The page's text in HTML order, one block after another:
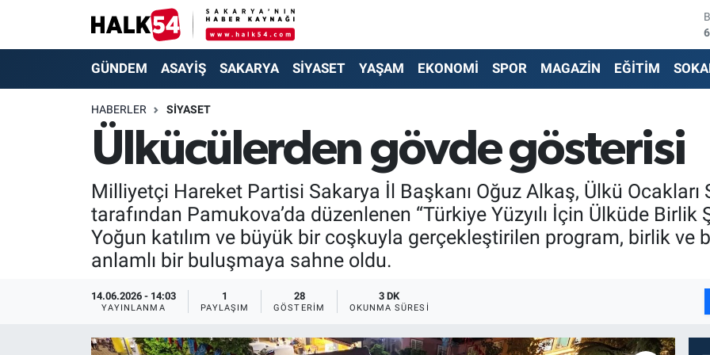
GÜNDEM ASAYİŞ SAKARYA SİYASET YAŞAM EKONOMİ SPOR MAGAZİN EĞİTİM
HABERLER SİYASET
Ülkücülerden gövde gösterisi
Milliyetçi Hareket Partisi Sakarya İl Başkanı Oğuz Alkaş, Ülkü Ocakları
tarafından Pamukova’da düzenlenen “Türkiye Yüzyılı İçin Ülküde Birlik
Yoğun katılım ve büyük bir coşkuyla gerçekleştirilen program, birlik ve
anlamlı bir buluşmaya sahne oldu.
14.06.2026 - 14:03
YAYINLANMA
1
PAYLAŞIM
28
GÖSTERIM
3 DK
OKUNMA SÜRESI
GÜNDEM
SAKARYA
SİYASET
EKONOMİ
SOKAK RÖPORTAJLARI
Adapazarı Nöbetçi Eczaneler
Adapazarı Hava Durumu
Adapazarı Trafik Yoğunluk Haritası
Süper Lig Puan Durumu ve Fikstür
Tüm Manşetler
Son Dakika Haberleri
Haber Arşivi